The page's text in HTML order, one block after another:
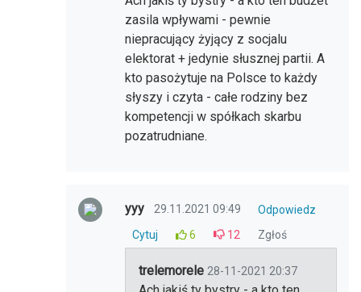
zasila wpływami - pewnie
niepracujący żyjący z socjalu
elektorat + jedynie słusznej partii. A
kto pasożytuje na Polsce to każdy
słyszy i czyta - całe rodziny bez
kompetencji w spółkach skarbu
pozatrudniane.
yyy 29.11.2021 09:49
Odpowiedz
Cytuj
6 12 Zgłoś
trelemorele 28-11-2021 20:37